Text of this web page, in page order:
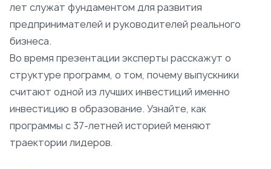
лет служат фундаментом для развития
предпринимателей и руководителей реального
бизнеса.
Во время презентации эксперты расскажут о
структуре программ, о том, почему выпускники
считают одной из лучших инвестиций именно
инвестицию в образование. Узнайте, как
программы с 37-летней историей меняют
траектории лидеров.